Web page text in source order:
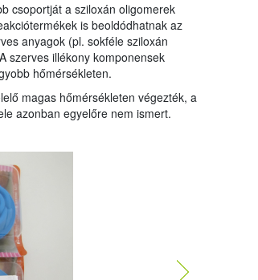
csoportját a sziloxán oligomerek
is beoldódhatnak az
anyagok (pl. sokféle sziloxán
szerves illékony komponensek
hőmérsékleten.
magas hőmérsékleten végezték, a
azonban egyelőre nem ismert.